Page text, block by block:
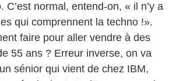
C’est normal, entend-on, « il n’y a
qui comprennent la techno !».
faire pour aller vendre à des
55 ans ? Erreur inverse, on va
sénior qui vient de chez IBM,